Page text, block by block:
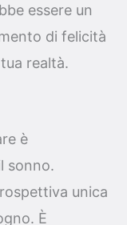
essere un
di felicità
realtà.
è
sonno.
unica
È